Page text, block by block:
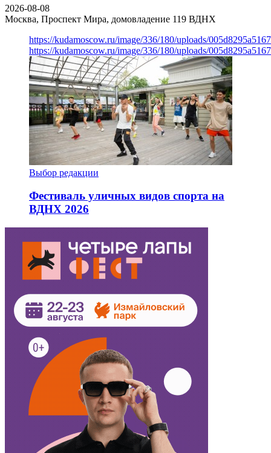
2026-08-08
Москва, Проспект Мира, домовладение 119 ВДНХ
https://kudamoscow.ru/image/336/180/uploads/
https://kudamoscow.ru/image/336/180/uploads/
Выбор редакции
Фестиваль уличных видов спорта на
ВДНХ 2026